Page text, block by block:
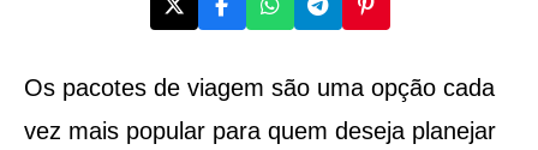
Os pacotes de viagem são uma opção cada
vez mais popular para quem deseja planejar